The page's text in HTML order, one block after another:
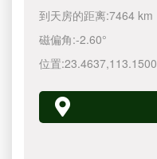
到天房的距离:7464 km
磁偏角:-2.60°
位置:23.4637,113.1500